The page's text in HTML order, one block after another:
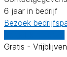
6 jaar in bedrijf
Bezoek
Gratis -